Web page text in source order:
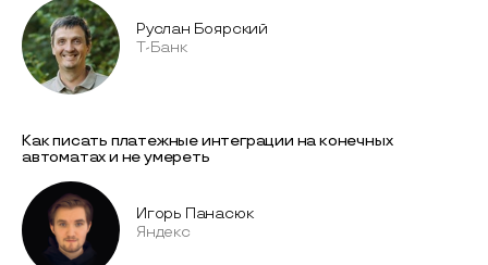
Руслан Боярский
T-Банк
Как писать платежные интеграции на конечных
автоматах и не умереть
Игорь Панасюк
Яндекс